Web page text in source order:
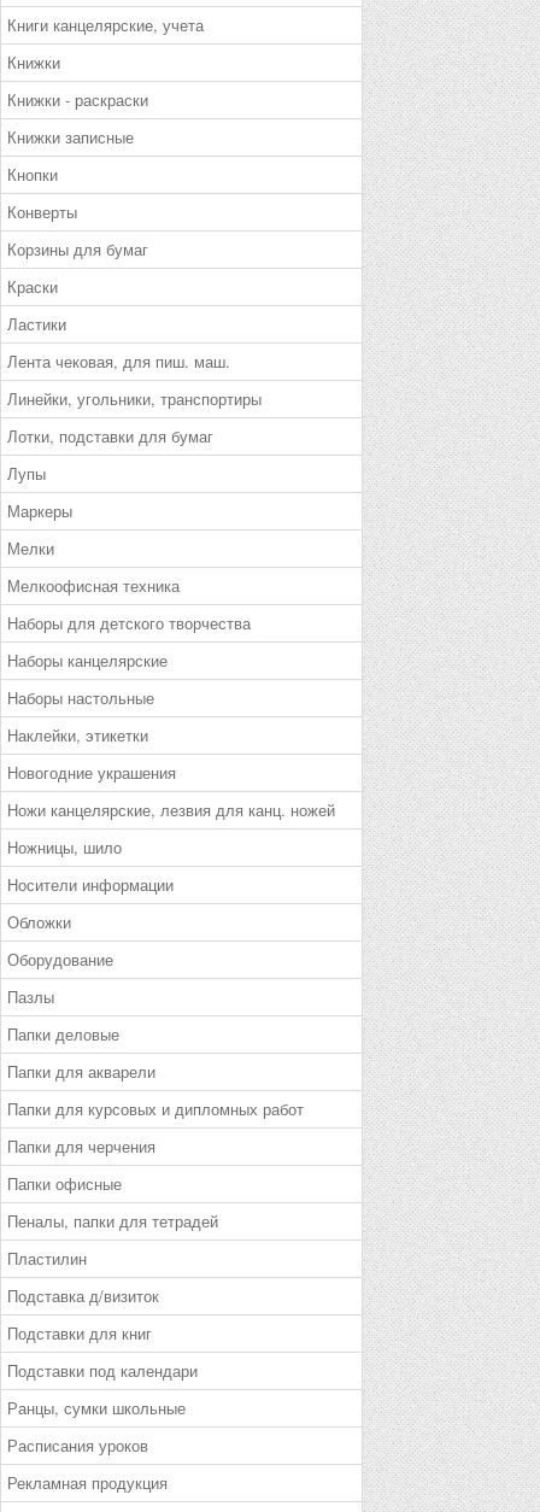
Книги канцелярские, учета
Книжки
Книжки - раскраски
Книжки записные
Кнопки
Конверты
Корзины для бумаг
Краски
Ластики
Лента чековая, для пиш. маш.
Линейки, угольники, транспортиры
Лотки, подставки для бумаг
Лупы
Маркеры
Мелки
Мелкоофисная техника
Наборы для детского творчества
Наборы канцелярские
Наборы настольные
Наклейки, этикетки
Новогодние украшения
Ножи канцелярские, лезвия для канц. ножей
Ножницы, шило
Носители информации
Обложки
Оборудование
Пазлы
Папки деловые
Папки для акварели
Папки для курсовых и дипломных работ
Папки для черчения
Папки офисные
Пеналы, папки для тетрадей
Пластилин
Подставка д/визиток
Подставки для книг
Подставки под календари
Ранцы, сумки школьные
Расписания уроков
Рекламная продукция